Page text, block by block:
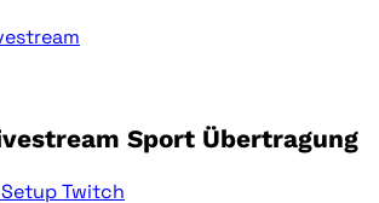
Sport Übertragung